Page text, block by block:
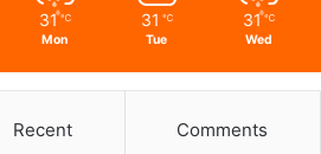
31 ℃
Mon
31 ℃
Tue
31 ℃
Wed
Recent Comments